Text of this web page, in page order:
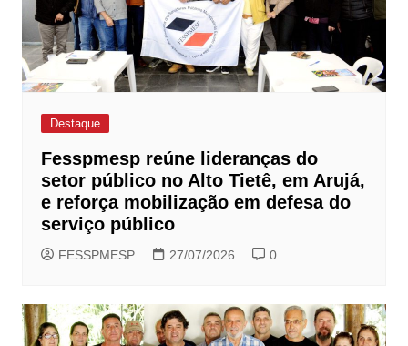
Destaque
Fesspmesp reúne lideranças do
setor público no Alto Tietê, em Arujá,
e reforça mobilização em defesa do
serviço público
FESSPMESP 27/07/2026 0